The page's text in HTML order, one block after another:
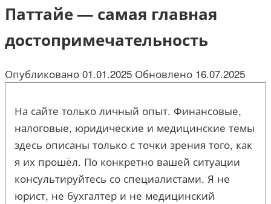
Паттайе — самая главная
достопримечательность
Опубликовано 01.01.2025 Обновлено 16.07.2025
На сайте только личный опыт. Финансовые,
налоговые, юридические и медицинские темы
здесь описаны только с точки зрения того, как
я их прошёл. По конкретно вашей ситуации
консультируйтесь со специалистами. Я не
юрист, не бухгалтер и не медицинский